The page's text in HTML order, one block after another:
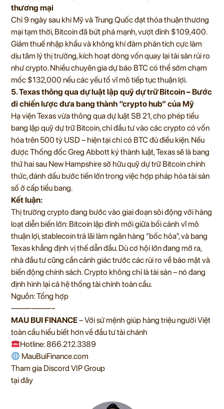
thương mại
Chỉ 9 ngày sau khi Mỹ và Trung Quốc đạt thỏa thuận thương
mại tạm thời, Bitcoin đã bứt phá mạnh, vượt đỉnh $109,400.
Giảm thuế nhập khẩu và không khí đàm phán tích cực làm
dịu tâm lý thị trường, kích hoạt dòng vốn quay lại tài sản rủi ro
như crypto. Nhiều chuyên gia dự báo BTC có thể sớm chạm
mốc $132,000 nếu các yếu tố vĩ mô tiếp tục thuận lợi.
5. Texas thông qua dự luật lập quỹ dự trữ Bitcoin – Bước
đi chiến lược đưa bang thành “crypto hub” của Mỹ
Hạ viện Texas vừa thông qua dự luật SB 21, cho phép tiểu
bang lập quỹ dự trữ Bitcoin, chỉ đầu tư vào các crypto có vốn
hóa trên 500 tỷ USD – hiện tại chỉ có BTC đủ điều kiện. Nếu
được Thống đốc Greg Abbott ký thành luật, Texas sẽ là bang
thứ hai sau New Hampshire sở hữu quỹ dự trữ Bitcoin chính
thức, đánh dấu bước tiến lớn trong việc hợp pháp hóa tài sản
số ở cấp tiểu bang.
Kết luận:
Thị trường crypto đang bước vào giai đoạn sôi động với hàng
loạt diễn biến lớn: Bitcoin lập đỉnh mới giữa bối cảnh vĩ mô
thuận lợi, stablecoin trả lãi làm ngân hàng “bốc hỏa”, và bang
Texas khẳng định vị thế dẫn đầu. Dù cơ hội lớn đang mở ra,
nhà đầu tư cũng cần cảnh giác trước các rủi ro về bảo mật và
biến động chính sách. Crypto không chỉ là tài sản – nó đang
định hình lại cả hệ thống tài chính toàn cầu.
Nguồn: Tổng hợp
——————–
MAU BUI FINANCE– Với sứ mệnh giúp hàng triệu người Việt
toàn cầu hiểu biết hơn về đầu tư tài chánh
Hotline: 866.212.3389
MauBuiFinance.com
Tham gia Discord VIP Group
tại đây